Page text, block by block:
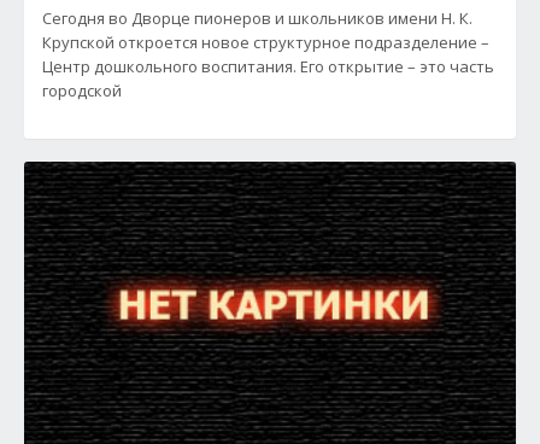
Сегодня во Дворце пионеров и школьников имени Н. К.
Крупской откроется новое структурное подразделение –
Центр дошкольного воспитания. Его открытие – это часть
городской